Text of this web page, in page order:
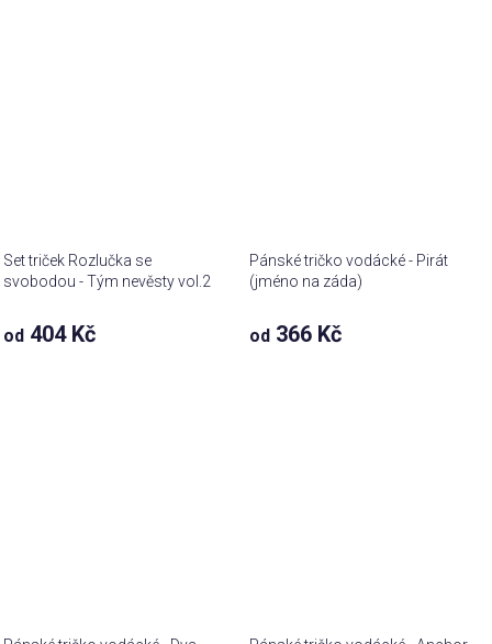
Set triček Rozlučka se
svobodou - Tým nevěsty vol.2
od 404 Kč
Pánské tričko vodácké - Pirát
(jméno na záda)
od 366 Kč